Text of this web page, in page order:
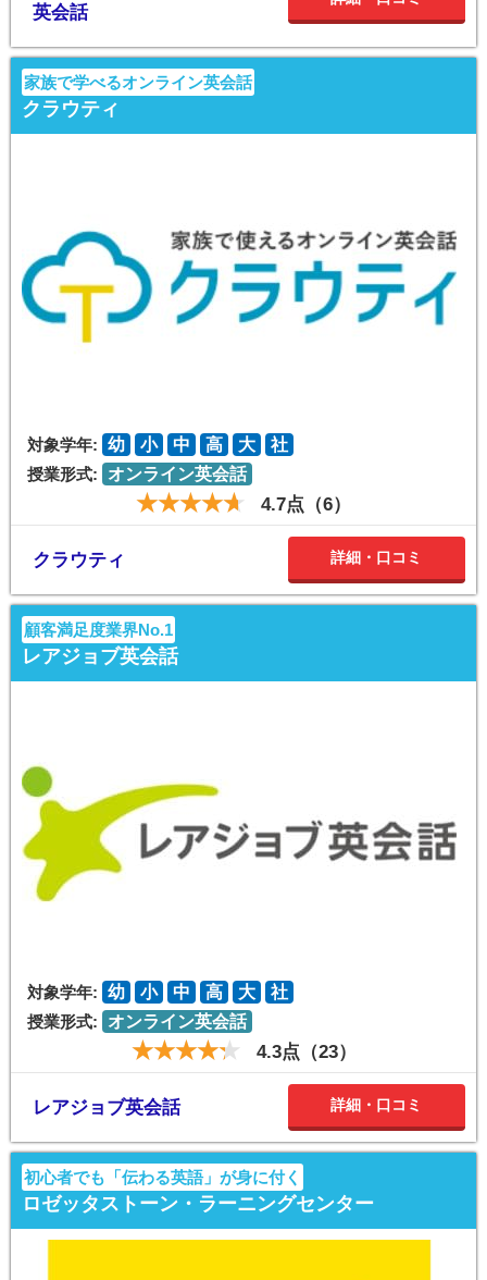
英会話
家族で学べるオンライン英会話
クラウティ
対象学年: 幼 小 中 高 大
社
授業形式:
オンライン英会話
4.7点（6）
クラウティ 詳細・口コミ
顧客満足度業界No.1
レアジョブ英会話
対象学年: 幼 小 中 高 大
社
授業形式:
オンライン英会話
4.3点（23）
レアジョブ英会話 詳細・口コミ
初心者でも「伝わる英語」が身に付く
ロゼッタストーン・ラーニングセンター